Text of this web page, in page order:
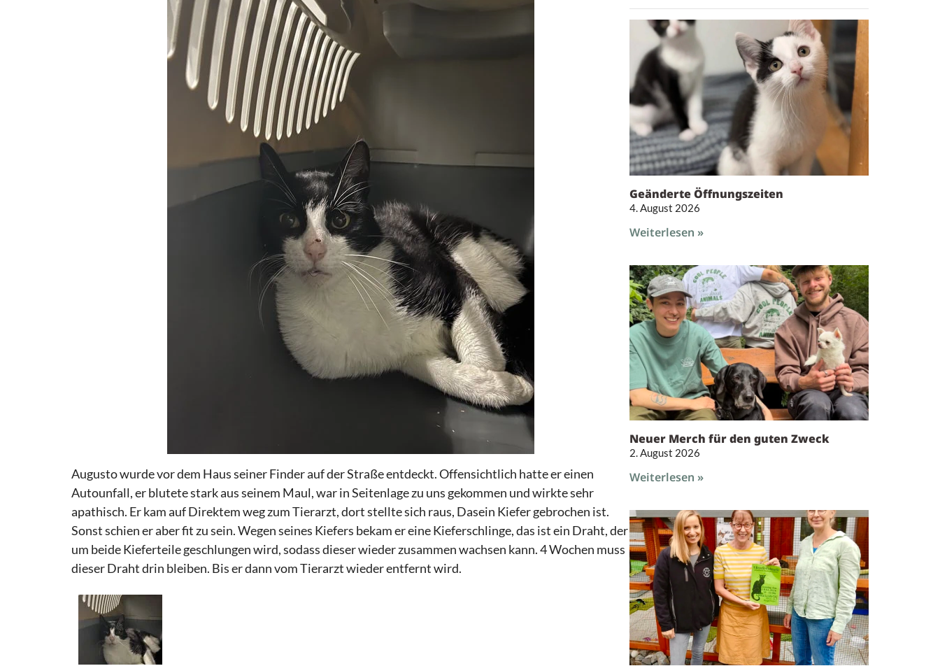
Augusto wurde vor dem Haus seiner Finder auf der Straße entdeckt. Offensichtlich hatte er einen
Autounfall, er blutete stark aus seinem Maul, war in Seitenlage zu uns gekommen und wirkte sehr
apathisch. Er kam auf Direktem weg zum Tierarzt, dort stellte sich raus, Dasein Kiefer gebrochen ist.
Sonst schien er aber fit zu sein. Wegen seines Kiefers bekam er eine Kieferschlinge, das ist ein Draht, der
um beide Kieferteile geschlungen wird, sodass dieser wieder zusammen wachsen kann. 4 Wochen muss
dieser Draht drin bleiben. Bis er dann vom Tierarzt wieder entfernt wird.
Geänderte Öffnungszeiten
4. August 2026
Weiterlesen »
Neuer Merch für den guten Zweck
2. August 2026
Weiterlesen »